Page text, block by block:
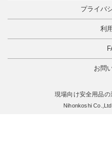
プライバ
利
お問
現場向け安全用品の
Nihonkoshi